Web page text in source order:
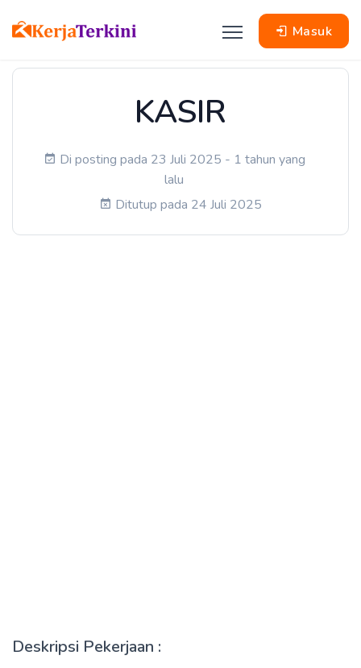
Masuk
KASIR
Di posting pada 23 Juli 2025 - 1 tahun yang
lalu
Ditutup pada 24 Juli 2025
Deskripsi Pekerjaan :